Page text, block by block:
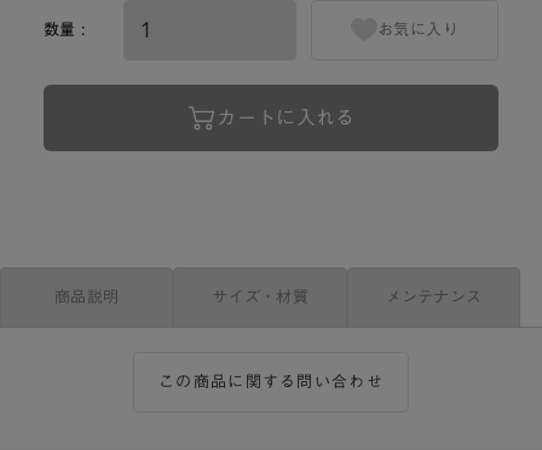
数量 :
カートに入れる
お気に入り
商品説明 サイズ・材質 メンテナンス
この商品に関する問い合わせ